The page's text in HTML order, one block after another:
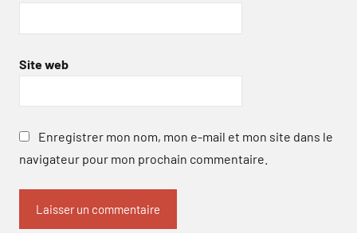
Site web
Enregistrer mon nom, mon e-mail et mon site dans le
navigateur pour mon prochain commentaire.